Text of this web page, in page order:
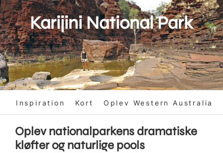
Karijini National Park
Inspiration Kort Oplev Western Australia
Oplev nationalparkens dramatiske
kløfter og naturlige pools